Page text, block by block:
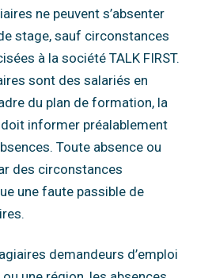
ne peuvent s’absenter
stage, sauf circonstances
à la société TALK FIRST.
sont des salariés en
du plan de formation, la
doit informer préalablement
Toute absence ou
des circonstances
une faute passible de
demandeurs d’emploi